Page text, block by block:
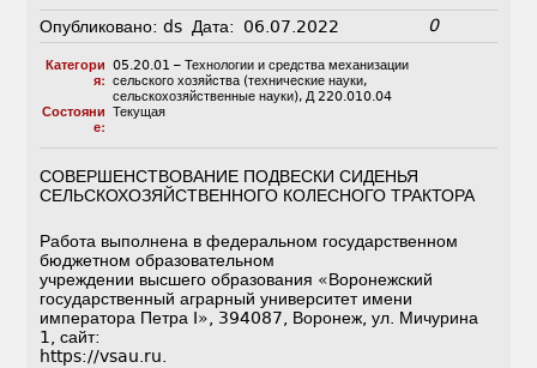
Опубликовано: ds Дата: 06.07.2022 0
Категори
я:
05.20.01 – Технологии и средства механизации
сельского хозяйства (технические науки,
сельскохозяйственные науки), Д 220.010.04
Состояни
е:
Текущая
СОВЕРШЕНСТВОВАНИЕ ПОДВЕСКИ СИДЕНЬЯ
СЕЛЬСКОХОЗЯЙСТВЕННОГО КОЛЕСНОГО ТРАКТОРА
Работа выполнена в федеральном государственном
бюджетном образовательном
учреждении высшего образования «Воронежский
государственный аграрный университет имени
императора Петра I», 394087, Воронеж, ул. Мичурина
1, сайт:
https://vsau.ru.